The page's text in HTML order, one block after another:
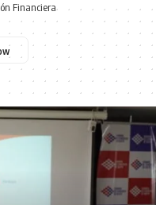
Financiera